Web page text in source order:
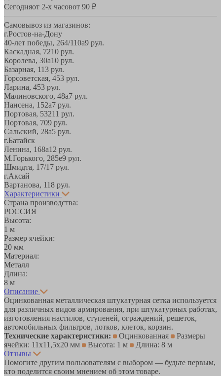
Сегодняот 2-х часовот 90 ₽
Самовывоз из магазинов:
г.Ростов-на-Дону
40-лет победы, 264/110а9 рул.
Каскадная, 7210 рул.
Королева, 30а10 рул.
Базарная, 113 рул.
Горсоветская, 453 рул.
Ларина, 453 рул.
Малиновского, 48а7 рул.
Нансена, 152а7 рул.
Портовая, 53211 рул.
Портовая, 709 рул.
Сальский, 28a5 рул.
г.Батайск
Ленина, 168а12 рул.
М.Горького, 285е9 рул.
Шмидта, 17/1 7 рул.
г.Аксай
Вартанова, 118 рул.
Характеристики
Страна производства:
РОССИЯ
Высота:
1 м
Размер ячейки:
20 мм
Материал:
Металл
Длина:
8 м
Описание
Оцинкованная металлическая штукатурная сетка используется
для различных видов армирования, при штукатурных работах,
изготовления настилов, ступеней, ограждений, решеток,
автомобильных фильтров, лотков, клеток, корзин.
Технические характеристики:
Оцинкованная
Размеры
ячейки: 11х11,5х20 мм
Высота: 1 м
Длина: 8 м
Отзывы
Помогите другим пользователям с выбором — будьте первым,
кто поделится своим мнением об этом товаре.